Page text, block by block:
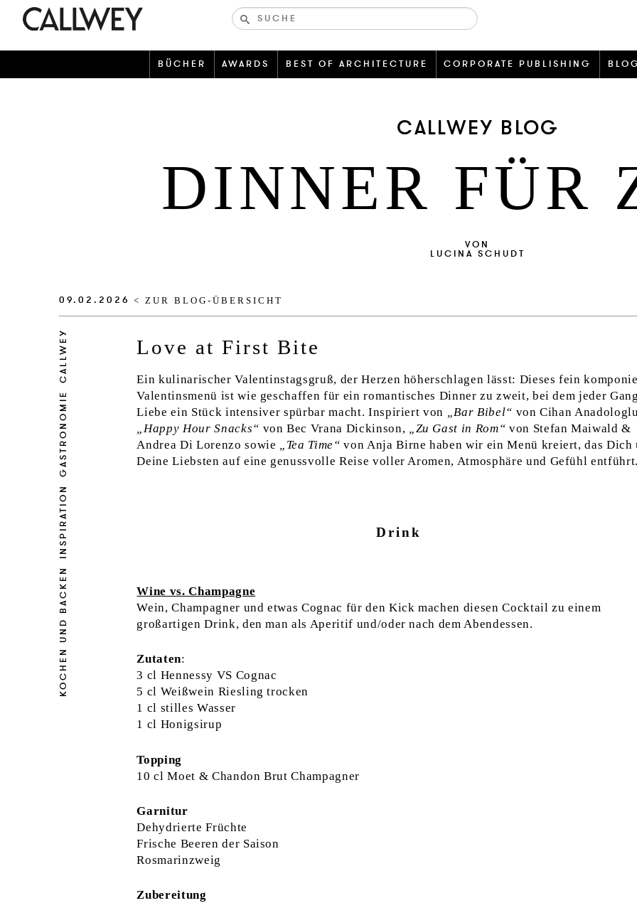
Bücher-
und
zeitschriften
BÜCHER AWARDS BEST OF ARCHITECTURE CORPORATE PUBLISHING
CALLWEY BLOG
DINNER FÜR
VON
LUCINA SCHUDT
09.02.2026 < ZUR BLOG-ÜBERSICHT
CALLWEY
GASTRONOMIE
INSPIRATION
KOCHEN UND BACKEN
Love at First Bite
Ein kulinarischer Valentinstagsgruß, der Herzen höherschlagen lässt: Dieses fein
Valentinsmenü ist wie geschaffen für ein romantisches Dinner zu zweit, bei dem jeder
Liebe ein Stück intensiver spürbar macht. Inspiriert von „Bar Bibel“ von Cihan
„Happy Hour Snacks“ von Bec Vrana Dickinson, „Zu Gast in Rom“ von Stefan Maiwald &
Andrea Di Lorenzo sowie „Tea Time“ von Anja Birne haben wir ein Menü kreiert, das Dich
Deine Liebsten auf eine genussvolle Reise voller Aromen, Atmosphäre und Gefühl
Drink
Wine vs. Champagne
Wein, Champagner und etwas Cognac für den Kick machen diesen Cocktail zu einem
großartigen Drink, den man als Aperitif und/oder nach dem Abendessen.
Zutaten:
3 cl Hennessy VS Cognac
5 cl Weißwein Riesling trocken
1 cl stilles Wasser
1 cl Honigsirup
Topping
10 cl Moet & Chandon Brut Champagner
Garnitur
Dehydrierte Früchte
Frische Beeren der Saison
Rosmarinzweig
Zubereitung